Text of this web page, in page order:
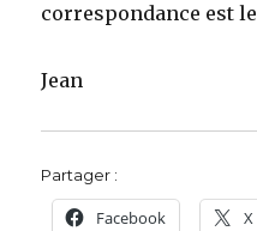
correspondance est le
Jean
Partager :
Facebook X